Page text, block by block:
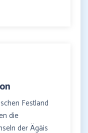
Festland
die
der Ägäis